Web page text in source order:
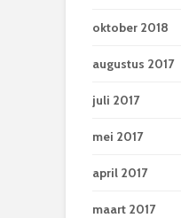
oktober 2018
augustus 2017
juli 2017
mei 2017
april 2017
maart 2017